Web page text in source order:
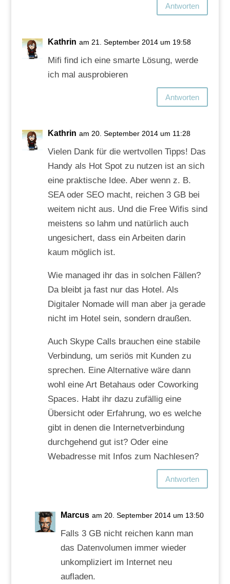
Antworten
Kathrin am 21. September 2014 um 19:58
Mifi find ich eine smarte Lösung, werde
ich mal ausprobieren
Antworten
Kathrin am 20. September 2014 um 11:28
Vielen Dank für die wertvollen Tipps! Das
Handy als Hot Spot zu nutzen ist an sich
eine praktische Idee. Aber wenn z. B.
SEA oder SEO macht, reichen 3 GB bei
weitem nicht aus. Und die Free Wifis sind
meistens so lahm und natürlich auch
ungesichert, dass ein Arbeiten darin
kaum möglich ist.
Wie managed ihr das in solchen Fällen?
Da bleibt ja fast nur das Hotel. Als
Digitaler Nomade will man aber ja gerade
nicht im Hotel sein, sondern draußen.
Auch Skype Calls brauchen eine stabile
Verbindung, um seriös mit Kunden zu
sprechen. Eine Alternative wäre dann
wohl eine Art Betahaus oder Coworking
Spaces. Habt ihr dazu zufällig eine
Übersicht oder Erfahrung, wo es welche
gibt in denen die Internetverbindung
durchgehend gut ist? Oder eine
Webadresse mit Infos zum Nachlesen?
Antworten
Marcus am 20. September 2014 um 13:50
Falls 3 GB nicht reichen kann man
das Datenvolumen immer wieder
unkompliziert im Internet neu
aufladen.